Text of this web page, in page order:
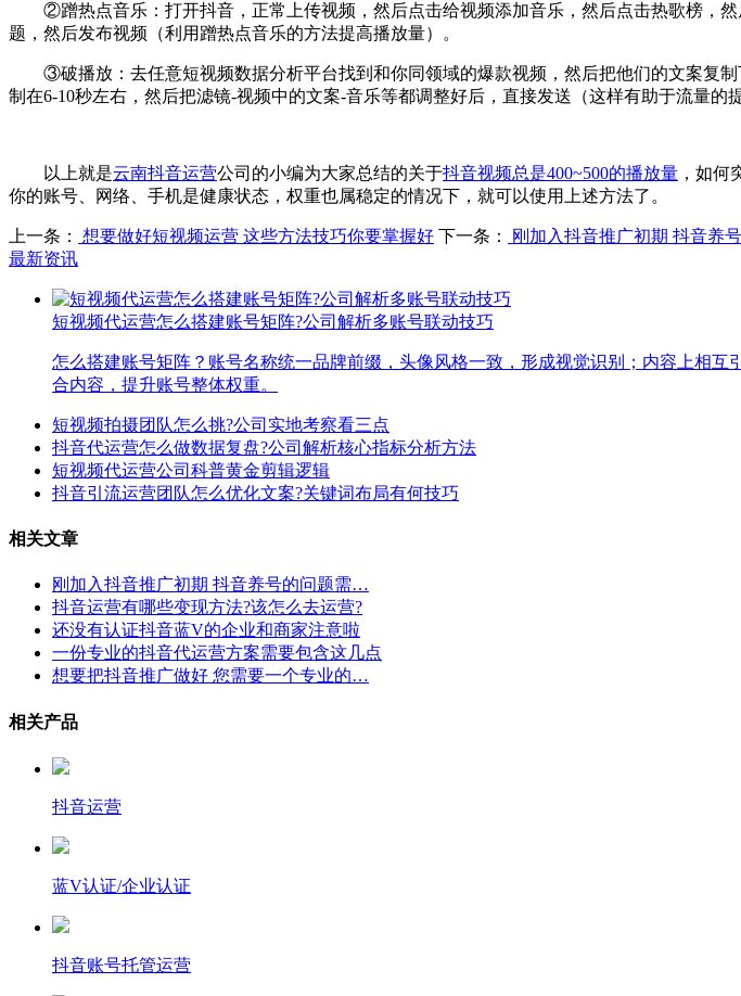
②蹭热点音乐：打开抖音，正常上传视频，然后点击给视频添加音乐，然后点击热歌榜，
题，然后发布视频（利用蹭热点音乐的方法提高播放量）。
③破播放：去任意短视频数据分析平台找到和你同领域的爆款视频，然后把他们的文案复
制在6-10秒左右，然后把滤镜-视频中的文案-音乐等都调整好后，直接发送（这样有助于流量的提
以上就是云南抖音运营公司的小编为大家总结的关于抖音视频总是400~500的播放量 ，如何
你的账号、网络、手机是健康状态，权重也属稳定的情况下，就可以使用上述方法了。
上一条： 想要做好短视频运营 这些方法技巧你要掌握好 下一条：
刚加入抖音推广初期 抖音养
最新资讯
短视频代运营怎么搭建账号矩阵?公司解析多账号联动技巧
怎么搭建账号矩阵？账号名称统一品牌前缀，头像风格一致，形成视觉识别；内容上相
合内容，提升账号整体权重。
短视频拍摄团队怎么挑?公司实地考察看三点
抖音代运营怎么做数据复盘?公司解析核心指标分析方法
短视频代运营公司科普黄金剪辑逻辑
抖音引流运营团队怎么优化文案?关键词布局有何技巧
相关文章
刚加入抖音推广初期 抖音养号的问题需…
抖音运营有哪些变现方法?该怎么去运营?
还没有认证抖音蓝V的企业和商家注意啦
一份专业的抖音代运营方案需要包含这几点
想要把抖音推广做好 您需要一个专业的…
相关产品
抖音运营
蓝V认证/企业认证
抖音账号托管运营